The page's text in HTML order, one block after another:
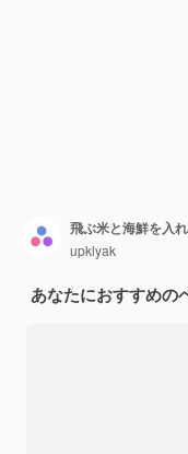
飛ぶ米と海鮮を入
upklyak
あなたにおすすめの